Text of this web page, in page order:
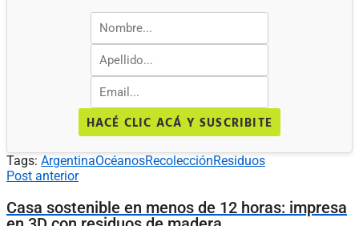
HACÉ CLIC ACÁ Y SUSCRIBITE
Tags: ArgentinaOcéanosRecolecciónResiduos
Post anterior
Casa sostenible en menos de 12 horas: impresa